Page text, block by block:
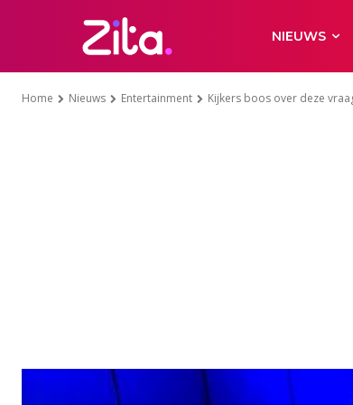
NIEUWS
Home Nieuws Entertainment Kijkers boos over deze